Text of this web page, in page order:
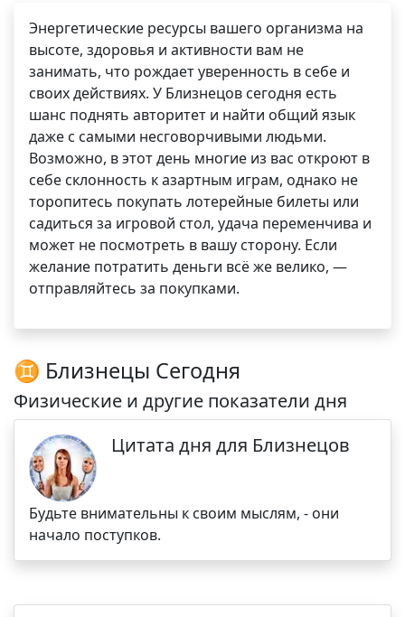
Энергетические ресурсы вашего организма на
высоте, здоровья и активности вам не
занимать, что рождает уверенность в себе и
своих действиях. У Близнецов сегодня есть
шанс поднять авторитет и найти общий язык
даже с самыми несговорчивыми людьми.
Возможно, в этот день многие из вас откроют в
себе склонность к азартным играм, однако не
торопитесь покупать лотерейные билеты или
садиться за игровой стол, удача переменчива и
может не посмотреть в вашу сторону. Если
желание потратить деньги всё же велико, —
отправляйтесь за покупками.
♊ Близнецы Сегодня
Физические и другие показатели дня
Цитата дня для Близнецов
Будьте внимательны к своим мыслям, - они
начало поступков.